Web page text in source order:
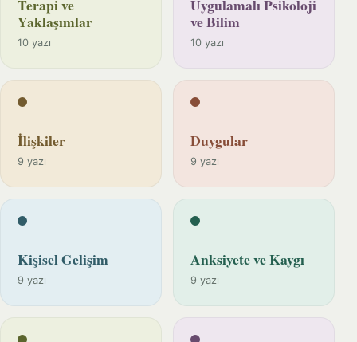
Terapi ve
Yaklaşımlar
10 yazı
Uygulamalı Psikoloji
ve Bilim
10 yazı
İlişkiler
9 yazı
Duygular
9 yazı
Kişisel Gelişim
9 yazı
Anksiyete ve Kaygı
9 yazı